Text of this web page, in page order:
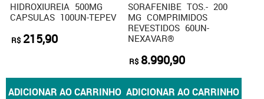
HIDROXIUREIA 500MG
CAPSULAS 100UN-TEPEV
R$ 215,90
ADICIONAR AO CARRINHO
SORAFENIBE TOS.- 200
MG COMPRIMIDOS
REVESTIDOS 60UN-
NEXAVAR®
R$ 8.990,90
ADICIONAR AO CARRINHO